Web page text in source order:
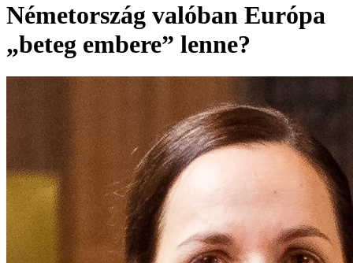
Németország valóban Európa
„beteg embere” lenne?